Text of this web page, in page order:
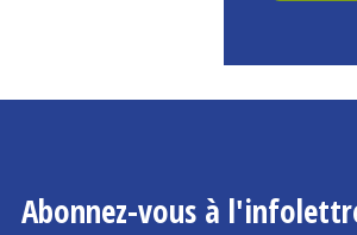
Abonnez-vous à